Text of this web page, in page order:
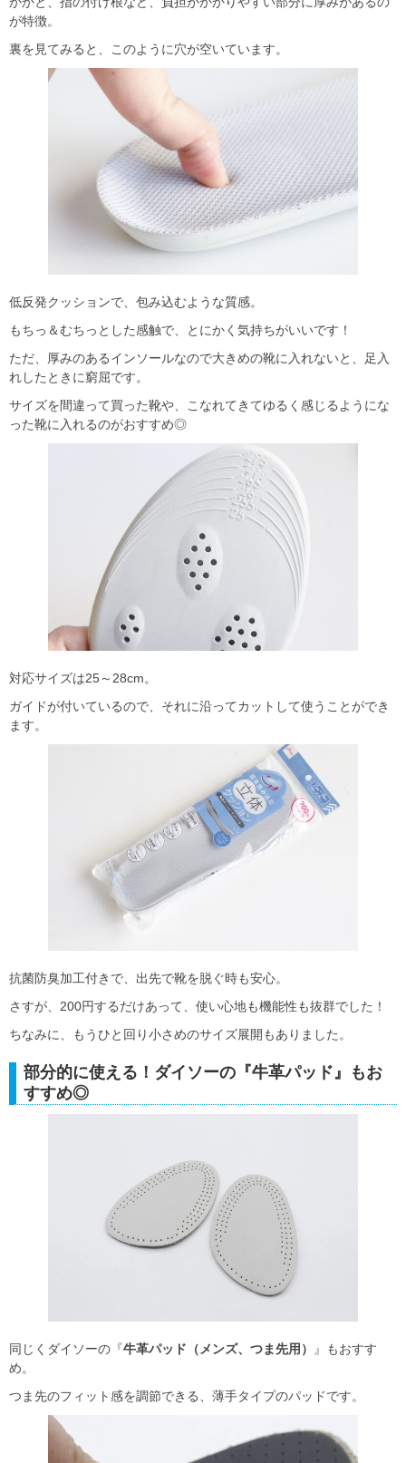
が特徴。
裏を見てみると、このように穴が空いています。
低反発クッションで、包み込むような質感。
もちっ＆むちっとした感触で、とにかく気持ちがいいです！
ただ、厚みのあるインソールなので大きめの靴に入れないと、足入
れしたときに窮屈です。
サイズを間違って買った靴や、こなれてきてゆるく感じるようにな
った靴に入れるのがおすすめ◎
対応サイズは25～28cm。
ガイドが付いているので、それに沿ってカットして使うことができ
ます。
抗菌防臭加工付きで、出先で靴を脱ぐ時も安心。
さすが、200円するだけあって、使い心地も機能性も抜群でした！
ちなみに、もうひと回り小さめのサイズ展開もありました。
部分的に使える！ダイソーの『牛革パッド』もお
すすめ◎
同じくダイソーの『牛革パッド（メンズ、つま先用）
』もおすす
め。
つま先のフィット感を調節できる、薄手タイプのパッドです。